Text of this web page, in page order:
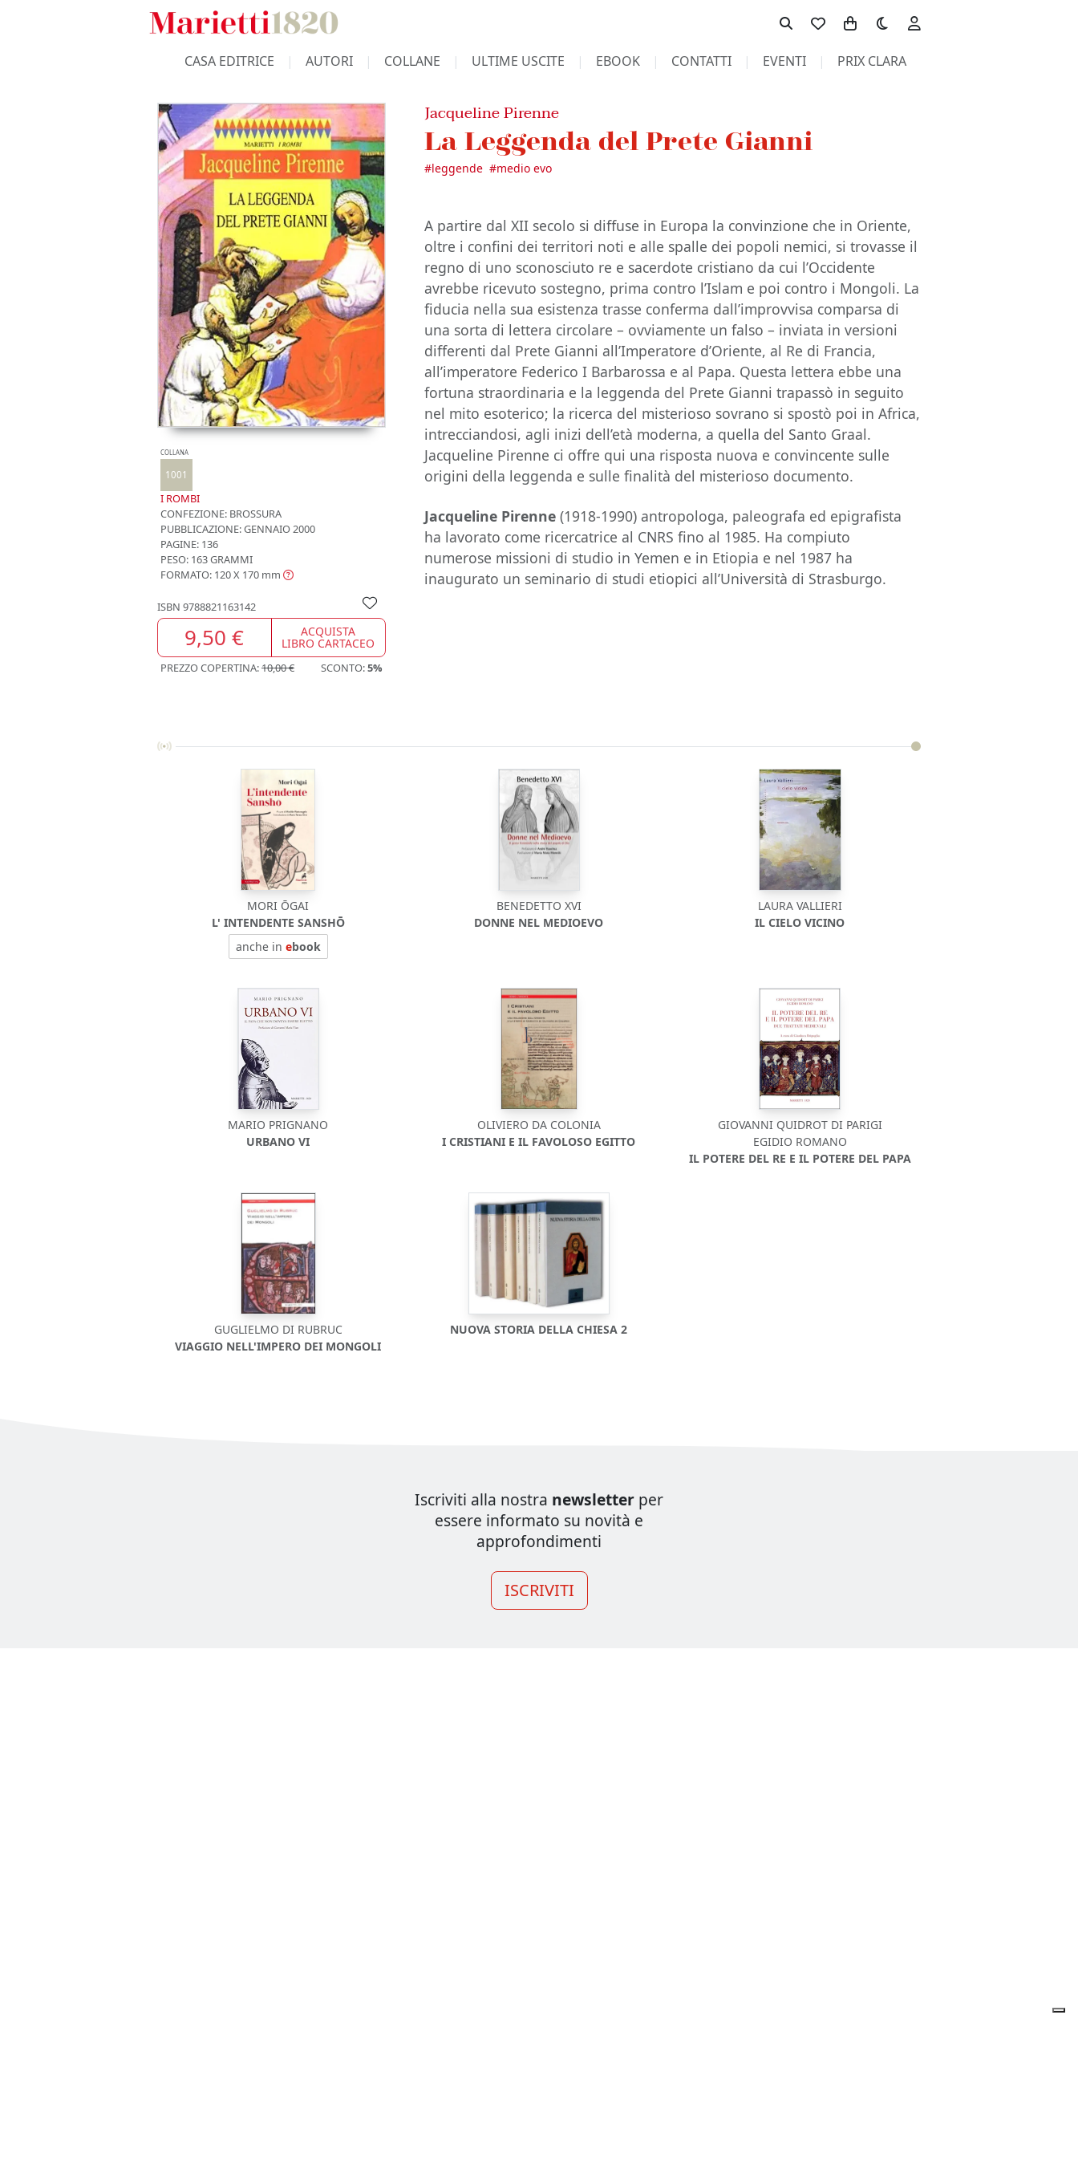
Toggle theme
CASA EDITRICE AUTORI COLLANE ULTIME USCITE EBOOK CONTATTI EVENTI PRIX CLARA
COLLANA
1001
I ROMBI
CONFEZIONE: BROSSURA
PUBBLICAZIONE:GENNAIO 2000
PAGINE: 136
PESO: 163 GRAMMI
FORMATO: 120 X 170 mm
ISBN 9788821163142
9,50 € ACQUISTA
LIBRO CARTACEO
PREZZO COPERTINA:10,00 € SCONTO:5%
Jacqueline Pirenne
La Leggenda del Prete Gianni
#leggende #medio evo
A partire dal XII secolo si diffuse in Europa la convinzione che in Oriente,
oltre i confini dei territori noti e alle spalle dei popoli nemici, si trovasse il
regno di uno sconosciuto re e sacerdote cristiano da cui l’Occidente
avrebbe ricevuto sostegno, prima contro l’Islam e poi contro i Mongoli. La
fiducia nella sua esistenza trasse conferma dall’improvvisa comparsa di
una sorta di lettera circolare – ovviamente un falso – inviata in versioni
differenti dal Prete Gianni all’Imperatore d’Oriente, al Re di Francia,
all’imperatore Federico I Barbarossa e al Papa. Questa lettera ebbe una
fortuna straordinaria e la leggenda del Prete Gianni trapassò in seguito
nel mito esoterico; la ricerca del misterioso sovrano si spostò poi in Africa,
intrecciandosi, agli inizi dell’età moderna, a quella del Santo Graal.
Jacqueline Pirenne ci offre qui una risposta nuova e convincente sulle
origini della leggenda e sulle finalità del misterioso documento.
Jacqueline Pirenne (1918-1990) antropologa, paleografa ed epigrafista
ha lavorato come ricercatrice al CNRS fino al 1985. Ha compiuto
numerose missioni di studio in Yemen e in Etiopia e nel 1987 ha
inaugurato un seminario di studi etiopici all’Università di Strasburgo.
MORI ŌGAI
L' INTENDENTE SANSHŌ
anche in ebook
BENEDETTO XVI
DONNE NEL MEDIOEVO
LAURA VALLIERI
IL CIELO VICINO
MARIO PRIGNANO
URBANO VI
OLIVIERO DA COLONIA
I CRISTIANI E IL FAVOLOSO EGITTO
GIOVANNI QUIDROT DI PARIGI
EGIDIO ROMANO
IL POTERE DEL RE E IL POTERE DEL PAPA
GUGLIELMO DI RUBRUC
VIAGGIO NELL'IMPERO DEI MONGOLI
NUOVA STORIA DELLA CHIESA 2
Iscriviti alla nostra newsletter per
essere informato su novità e
approfondimenti
ISCRIVITI